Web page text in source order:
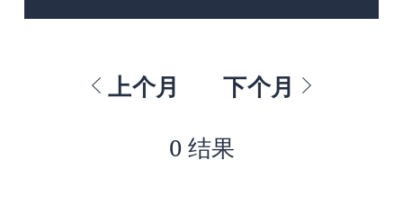
上个月
下个月
0 结果